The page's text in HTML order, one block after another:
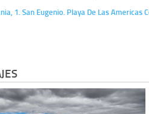
1. San Eugenio. Playa De Las Americas